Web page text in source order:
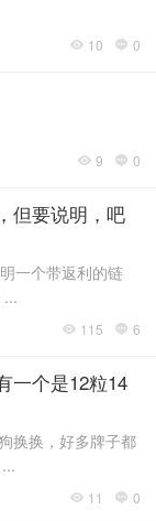
 10  0
 9  0
但要说明，吧
一个带返利的链
...
 115  6
一个是12粒14
换换，好多牌子都
 11  0